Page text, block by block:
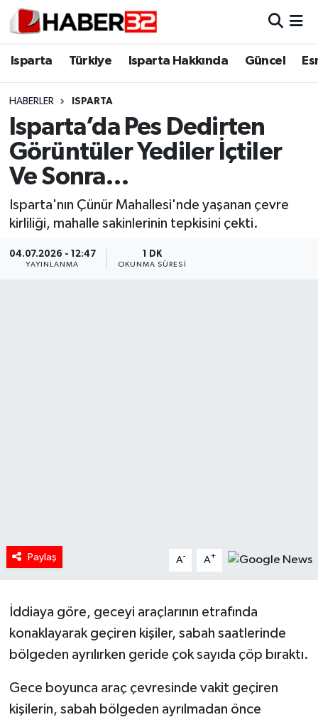
Isparta Türkiye Isparta Hakkında Güncel
HABERLER ISPARTA
Isparta’da Pes Dedirten
Görüntüler Yediler İçtiler
Ve Sonra…
Isparta'nın Çünür Mahallesi'nde yaşanan çevre
kirliliği, mahalle sakinlerinin tepkisini çekti.
04.07.2026 - 12:47
YAYINLANMA
1 DK
OKUNMA SÜRESI
Paylaş A- A+
İddiaya göre, geceyi araçlarının etrafında
konaklayarak geçiren kişiler, sabah saatlerinde
bölgeden ayrılırken geride çok sayıda çöp bıraktı.
Gece boyunca araç çevresinde vakit geçiren
kişilerin, sabah bölgeden ayrılmadan önce
Isparta
Esnaf Diyor ki;
ASAYİŞ
BİLİM VE TEKNOLOJİ
EĞİTİM
GENEL
RESMİ İLANLAR
Spor
Teknoloji
Isparta Nöbetçi Eczaneler
Isparta Trafik Yoğunluk Haritası
Süper Lig Puan Durumu ve Fikstür
Tüm Manşetler
Son Dakika Haberleri
Haber Arşivi